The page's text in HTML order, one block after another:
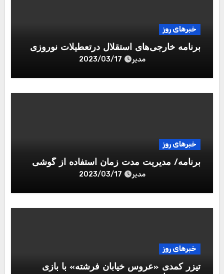
خبرهای روز
برنامه خارجی‌های استقلال درتعطیلات نوروزی
مدیر 2023/03/17
خبرهای روز
برنامه/ مدیریت مدت زمان استفاده از گوشی
مدیر 2023/03/17
خبرهای روز
تیزر کمدی «عروس خیابان فرشته» با بازی